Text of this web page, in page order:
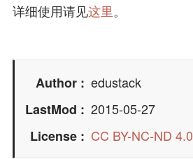
详细使用请见这里。
Author
edustack
LastMod
2015-05-27
License
CC BY-NC-ND 4.0